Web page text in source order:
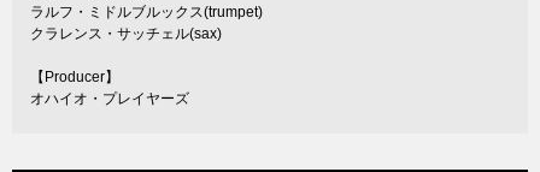
ラルフ・ミドルブルックス(trumpet)
クラレンス・サッチェル(sax)
【Producer】
オハイオ・プレイヤーズ